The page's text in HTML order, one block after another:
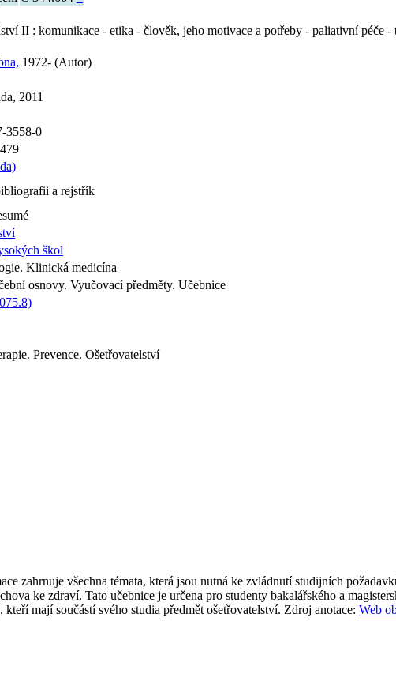
II : komunikace - etika - člověk, jeho motivace a potřeby - paliativní péče
1972- (Autor)
2011
3558-0
a rejstřík
škol
Klinická medicína
osnovy. Vyučovací předměty. Učebnice
Prevence. Ošetřovatelství
zahrnuje všechna témata, která jsou nutná ke zvládnutí studijních
ke zdraví. Tato učebnice je určena pro studenty bakalářského a
mají součástí svého studia předmět ošetřovatelství. Zdroj anotace: Web